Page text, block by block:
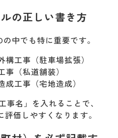
の正しい書き方
中でも特に重要です。
構工事（駐車場拡張）
事（私道舗装）
成工事（宅地造成）
名」を入れることで、
価しやすくなります。